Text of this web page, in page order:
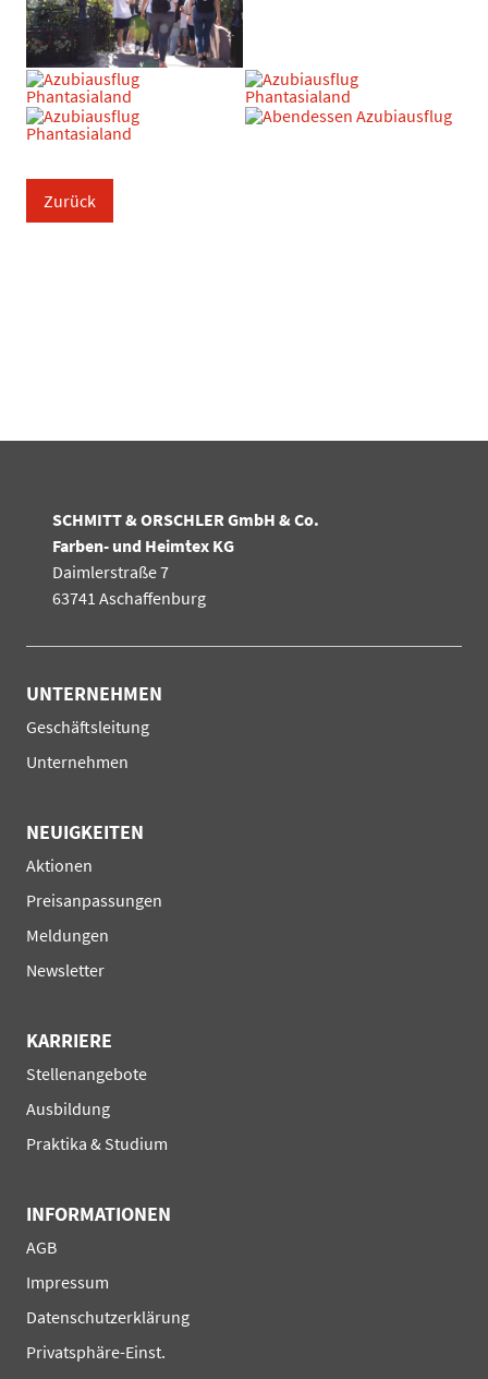
Zurück
SCHMITT & ORSCHLER GmbH & Co.
Farben- und Heimtex KG
Daimlerstraße 7
63741 Aschaffenburg
UNTERNEHMEN
Navigation
überspringen
Geschäftsleitung
Unternehmen
NEUIGKEITEN
Navigation
überspringen
Aktionen
Preisanpassungen
Meldungen
Newsletter
KARRIERE
Navigation
überspringen
Stellenangebote
Ausbildung
Praktika & Studium
INFORMATIONEN
Navigation
überspringen
AGB
Impressum
Datenschutzerklärung
Privatsphäre-Einst.